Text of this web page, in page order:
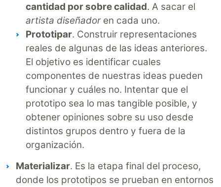
cantidad por sobre calidad. A sacar el
artista diseñadoren cada uno.
Prototipar. Construir representaciones
reales de algunas de las ideas anteriores.
El objetivo es identificar cuales
componentes de nuestras ideas pueden
funcionar y cuáles no. Intentar que el
prototipo sea lo mas tangible posible, y
obtener opiniones sobre su uso desde
distintos grupos dentro y fuera de la
organización.
Materializar. Es la etapa final del proceso,
donde los prototipos se prueban en entornos